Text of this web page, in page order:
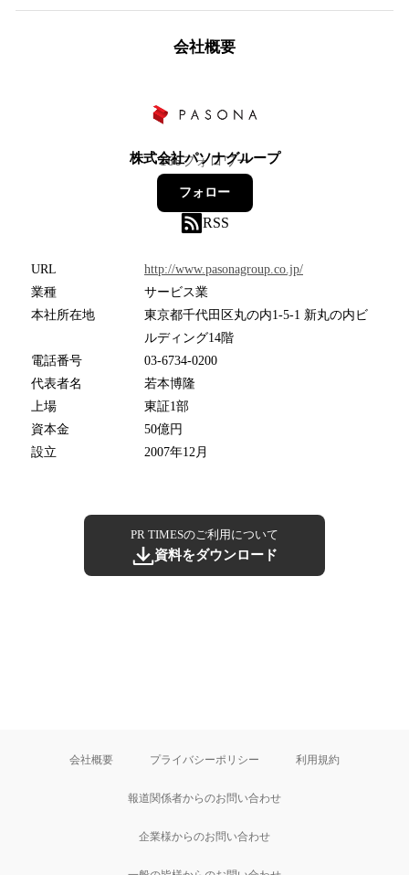
会社概要
株式会社パソナグループ
166フォロワー
フォロー
RSS
URL
http://www.pasonagroup.co.jp/
業種
サービス業
本社所在地
東京都千代田区丸の内1-5-1 新丸の内ビ
ルディング14階
電話番号
03-6734-0200
代表者名
若本博隆
上場
東証1部
資本金
50億円
設立
2007年12月
PR TIMESのご利用について
資料をダウンロード
会社概要 プライバシーポリシー 利用規約
報道関係者からのお問い合わせ
企業様からのお問い合わせ